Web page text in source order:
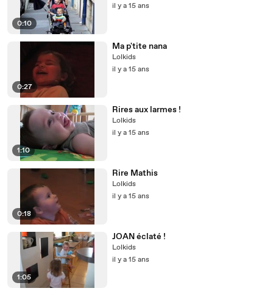
0:10
il y a 15 ans
0:27
Ma p'tite nana
Lolkids
il y a 15 ans
1:10
Rires aux larmes !
Lolkids
il y a 15 ans
0:18
Rire Mathis
Lolkids
il y a 15 ans
1:05
JOAN éclaté !
Lolkids
il y a 15 ans